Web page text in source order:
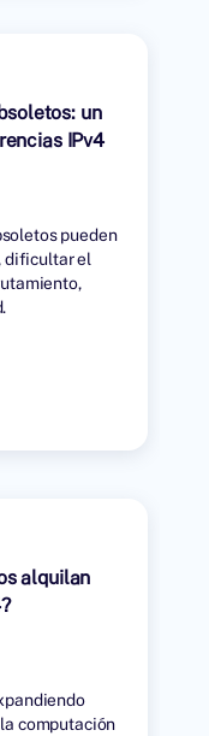
un
IPv4
pueden
dificultar el
alquilan
computación